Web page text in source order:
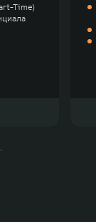
Time)